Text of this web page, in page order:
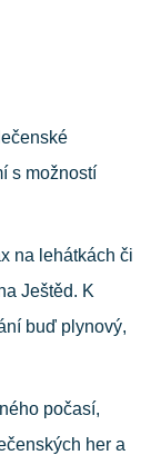
s možností
na lehátkách či
Ještěd. K
buď plynový,
počasí,
her a